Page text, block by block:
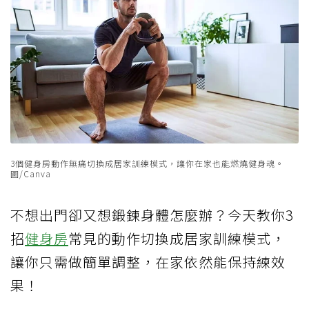
3個健身房動作無痛切換成居家訓練模式，讓你在家也能燃燒健身魂。
圖/Canva
不想出門卻又想鍛鍊身體怎麼辦？今天教你3
招健身房常見的動作切換成居家訓練模式，
讓你只需做簡單調整，在家依然能保持練效
果！